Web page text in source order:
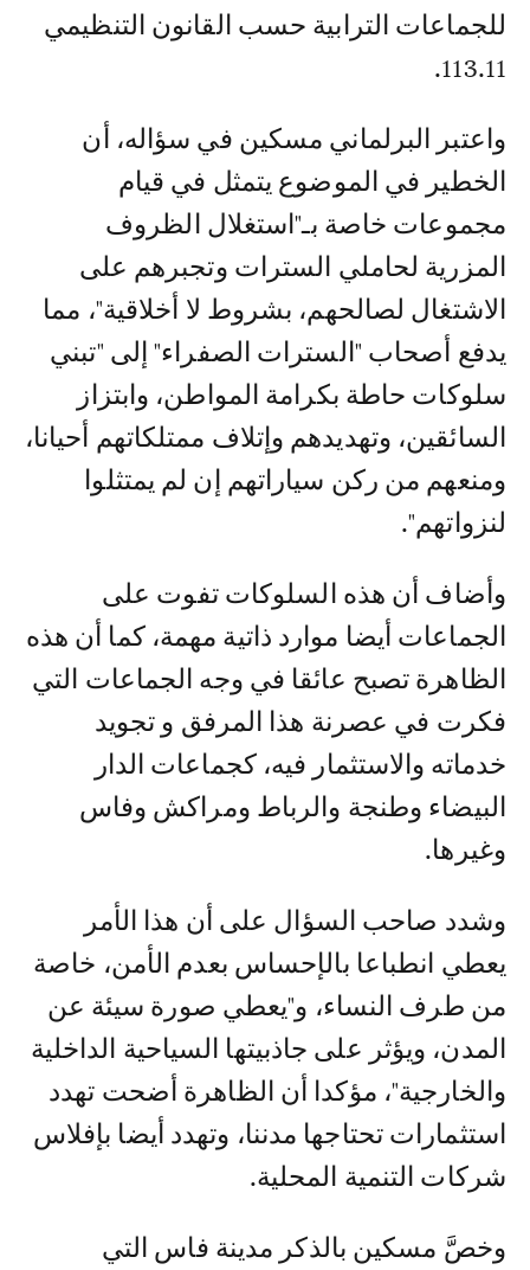
للجماعات الترابية حسب القانون التنظيمي
113.11.
واعتبر البرلماني مسكين في سؤاله، أن
الخطير في الموضوع يتمثل في قيام
مجموعات خاصة بـ"استغلال الظروف
المزرية لحاملي السترات وتجبرهم على
الاشتغال لصالحهم، بشروط لا أخلاقية"، مما
يدفع أصحاب "السترات الصفراء" إلى "تبني
سلوكات حاطة بكرامة المواطن، وابتزاز
السائقين، وتهديدهم وإتلاف ممتلكاتهم أحيانا،
ومنعهم من ركن سياراتهم إن لم يمتثلوا
لنزواتهم".
وأضاف أن هذه السلوكات تفوت على
الجماعات أيضا موارد ذاتية مهمة، كما أن هذه
الظاهرة تصبح عائقا في وجه الجماعات التي
فكرت في عصرنة هذا المرفق و تجويد
خدماته والاستثمار فيه، كجماعات الدار
البيضاء وطنجة والرباط ومراكش وفاس
وغيرها.
وشدد صاحب السؤال على أن هذا الأمر
يعطي انطباعا بالإحساس بعدم الأمن، خاصة
من طرف النساء، و"يعطي صورة سيئة عن
المدن، ويؤثر على جاذبيتها السياحية الداخلية
والخارجية"، مؤكدا أن الظاهرة أضحت تهدد
استثمارات تحتاجها مدننا، وتهدد أيضا بإفلاس
شركات التنمية المحلية.
وخصَّ مسكين بالذكر مدينة فاس التي